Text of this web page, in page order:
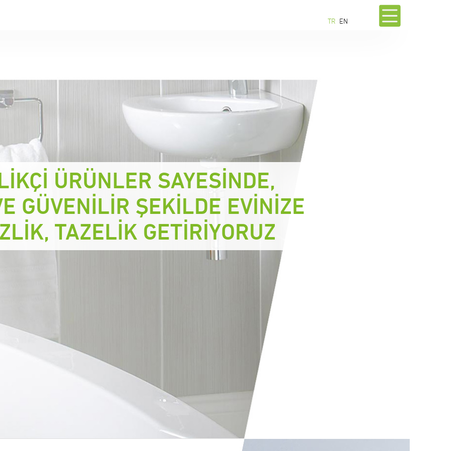
TR EN
ÜRÜNLER SAYESİNDE,
GÜVENİLİR ŞEKİLDE EVİNİZE
TAZELİK GETİRİYORUZ